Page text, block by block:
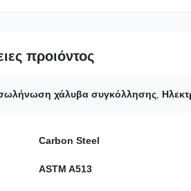
προιόντος
χάλυβα συγκόλλησης
Carbon Steel
ASTM A513